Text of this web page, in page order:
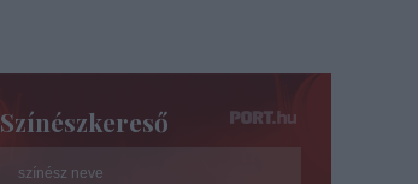
Színészkereső